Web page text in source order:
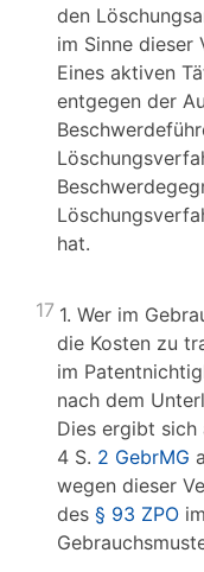
den
im Sinne
Eines aktiven
entgegen der
hat.
17 1. Wer im
die Kosten zu
im
nach dem
Dies ergibt sich
4 S. 2 GebrMG
wegen dieser
des § 93 ZPO im